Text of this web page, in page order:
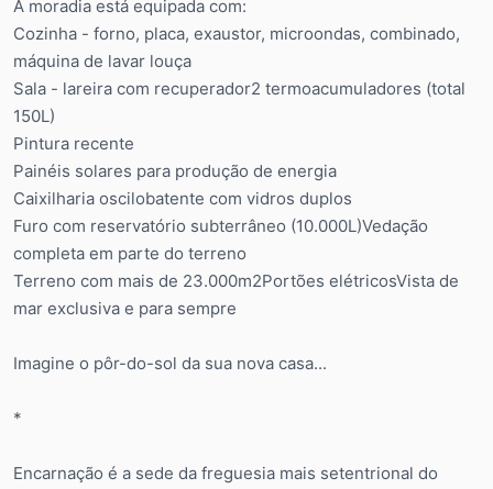
A moradia está equipada com:
Cozinha - forno, placa, exaustor, microondas, combinado,
máquina de lavar louça
Sala - lareira com recuperador2 termoacumuladores (total
150L)
Pintura recente
Painéis solares para produção de energia
Caixilharia oscilobatente com vidros duplos
Furo com reservatório subterrâneo (10.000L)Vedação
completa em parte do terreno
Terreno com mais de 23.000m2Portões elétricosVista de
mar exclusiva e para sempre
Imagine o pôr-do-sol da sua nova casa...
*
Encarnação é a sede da freguesia mais setentrional do